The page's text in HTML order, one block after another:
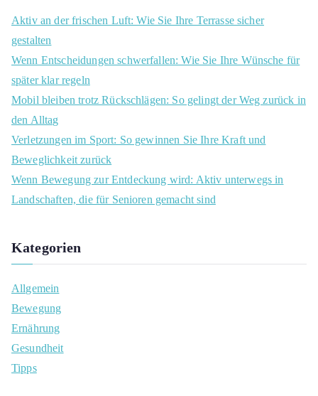
Aktiv an der frischen Luft: Wie Sie Ihre Terrasse sicher
gestalten
Wenn Entscheidungen schwerfallen: Wie Sie Ihre Wünsche für
später klar regeln
Mobil bleiben trotz Rückschlägen: So gelingt der Weg zurück in
den Alltag
Verletzungen im Sport: So gewinnen Sie Ihre Kraft und
Beweglichkeit zurück
Wenn Bewegung zur Entdeckung wird: Aktiv unterwegs in
Landschaften, die für Senioren gemacht sind
Kategorien
Allgemein
Bewegung
Ernährung
Gesundheit
Tipps